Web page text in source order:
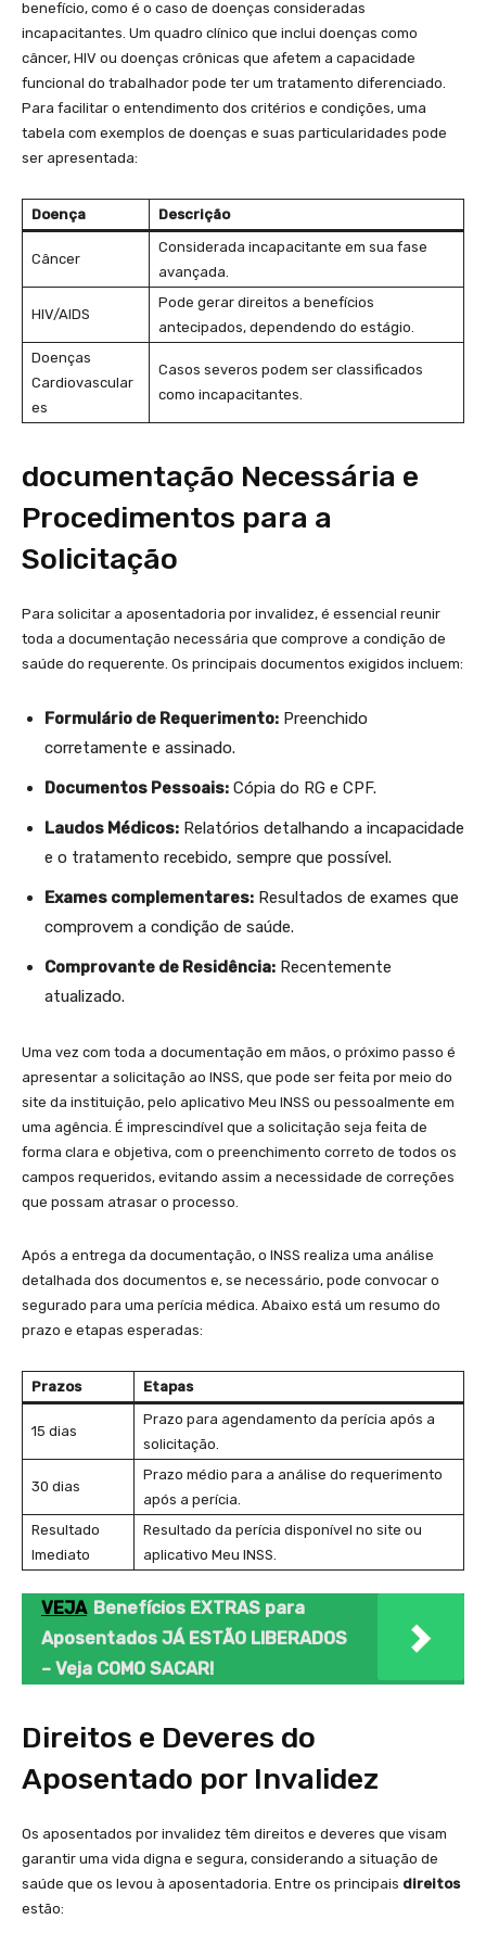
benefício, como é⁣ o caso​ de doenças consideradas
incapacitantes. Um quadro clínico que inclui doenças como
câncer, HIV ⁣ou doenças crônicas que afetem a capacidade
funcional do⁣ trabalhador pode⁣ ter ‌um tratamento diferenciado.
Para facilitar o entendimento dos critérios ‍e condições,⁤ uma
tabela com exemplos de ​doenças‌ e suas particularidades ​pode
ser apresentada:
Doença Descrição
Câncer
Considerada‌ incapacitante em sua fase
avançada.
HIV/AIDS
Pode gerar direitos a ‍benefícios
antecipados, ‌dependendo do estágio.
Doenças
Cardiovascular
es
Casos severos podem​ ser ‍classificados
como incapacitantes.
documentação Necessária e
Procedimentos para a
Solicitação
Para solicitar a aposentadoria por⁣ invalidez, é⁢ essencial reunir⁤
toda a documentação necessária⁣ que ⁢comprove a⁣ condição ⁢de
saúde do‍ requerente. Os principais documentos exigidos incluem:
Formulário de Requerimento: Preenchido
corretamente e assinado.
Documentos Pessoais: ⁣Cópia do RG e CPF.
Laudos Médicos: Relatórios detalhando a incapacidade
e o tratamento recebido, sempre ‍que possível.
Exames complementares: Resultados de exames que
comprovem a condição‌ de saúde.
Comprovante de Residência: Recentemente
atualizado.
Uma vez com toda a documentação em mãos,⁤ o ⁤próximo passo é
apresentar a solicitação ao INSS, que pode ser feita ‌por meio do
site da instituição, pelo aplicativo Meu INSS ou pessoalmente em
uma agência. É imprescindível​ que a solicitação seja feita de
forma clara e objetiva, ​com‍ o preenchimento correto de todos os⁤
campos⁣ requeridos, evitando‍ assim a necessidade de correções
que possam‌ atrasar o processo.
Após a ⁢entrega da documentação,⁢ o INSS⁢ realiza uma análise
detalhada dos documentos e, se necessário, pode convocar o
segurado ⁢para uma perícia médica. Abaixo está ⁢um resumo do
prazo e ‌etapas esperadas:
Prazos Etapas
15 dias
Prazo para agendamento da perícia após a⁢
solicitação.
30 dias
Prazo médio para a ⁤análise do requerimento
após a perícia.
Resultado
Imediato
Resultado da perícia disponível no site ‌ou⁤
aplicativo Meu INSS.
VEJA Benefícios EXTRAS para
Aposentados JÁ ESTÃO LIBERADOS
– Veja COMO SACAR!
Direitos e Deveres do
‌Aposentado‌ por Invalidez
Os aposentados por invalidez têm direitos e deveres que visam
garantir uma vida digna e ⁤segura, considerando a situação de‌
saúde que os levou à aposentadoria. Entre os principais direitos
estão: